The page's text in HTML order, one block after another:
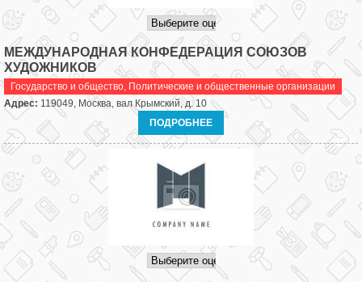
МЕЖДУНАРОДНАЯ КОНФЕДЕРАЦИЯ СОЮЗОВ
ХУДОЖНИКОВ
Государство и общество, Политические и общественные организации
Адрес: 119049, Москва, вал Крымский, д. 10
ПОДРОБНЕЕ